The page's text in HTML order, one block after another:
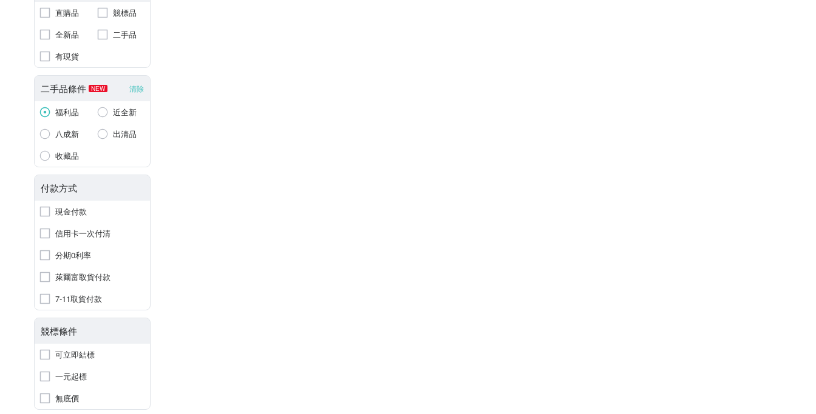
直購品
競標品
全新品
二手品
有現貨
二手品條件 NEW 清除
福利品
近全新
八成新
出清品
收藏品
付款方式
現金付款
信用卡一次付清
分期0利率
萊爾富取貨付款
7-11取貨付款
競標條件
可立即結標
一元起標
無底價